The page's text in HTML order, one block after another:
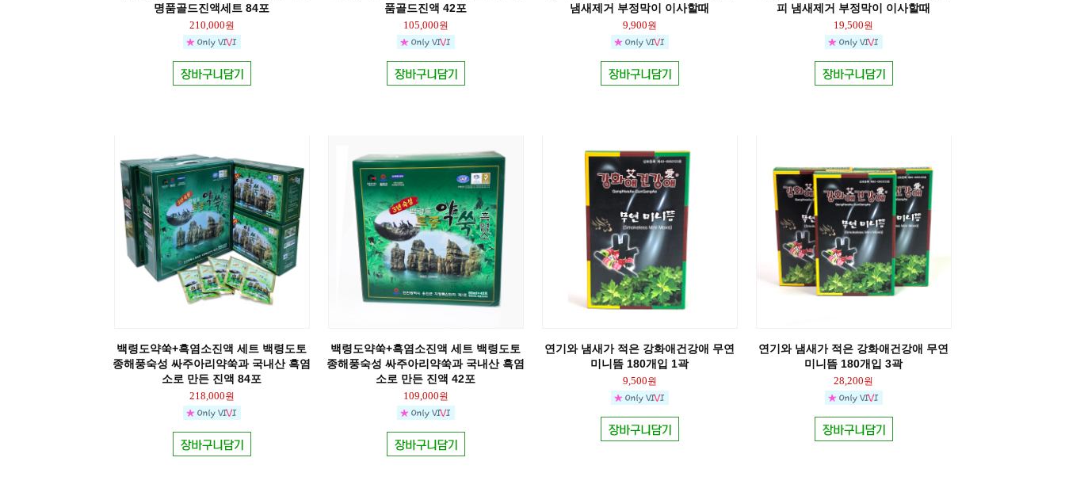
명품골드진액세트 84포
210,000원
품골드진액 42포
105,000원
냄새제거 부정막이 이사할때
9,900원
피 냄새제거 부정막이 이사할때
19,500원
백령도약쑥+흑염소진액 세트 백령도토
종해풍숙성 싸주아리약쑥과 국내산 흑염
소로 만든 진액 84포
218,000원
백령도약쑥+흑염소진액 세트 백령도토
종해풍숙성 싸주아리약쑥과 국내산 흑염
소로 만든 진액 42포
109,000원
연기와 냄새가 적은 강화애건강애 무연
미니뜸 180개입 1곽
9,500원
연기와 냄새가 적은 강화애건강애 무연
미니뜸 180개입 3곽
28,200원